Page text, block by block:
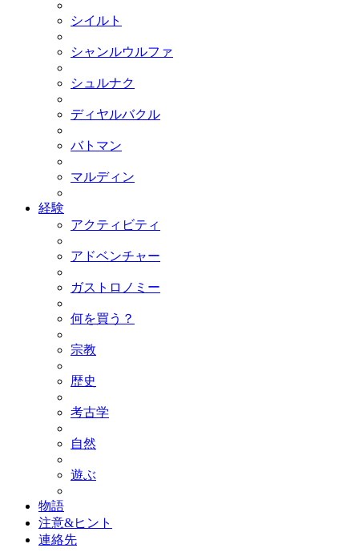
シイルト
シャンルウルファ
シュルナク
ディヤルバクル
バトマン
マルディン
経験
アクティビティ
アドベンチャー
ガストロノミー
何を買う？
宗教
歴史
考古学
自然
遊ぶ
物語
注意&ヒント
連絡先